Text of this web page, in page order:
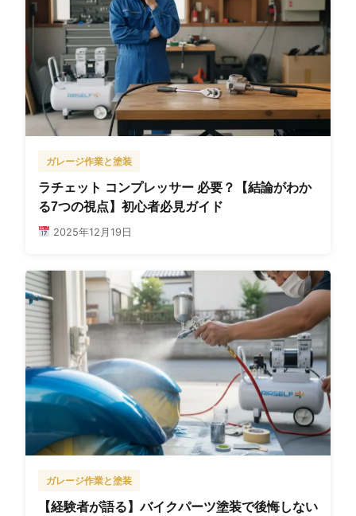
ガレージ作業と塗装
ラチェット コンプレッサー 必要？【結論がわか
る7つの視点】初心者必見ガイド
2025年12月19日
ガレージ作業と塗装
【経験者が語る】バイクパーツ塗装で後悔しない